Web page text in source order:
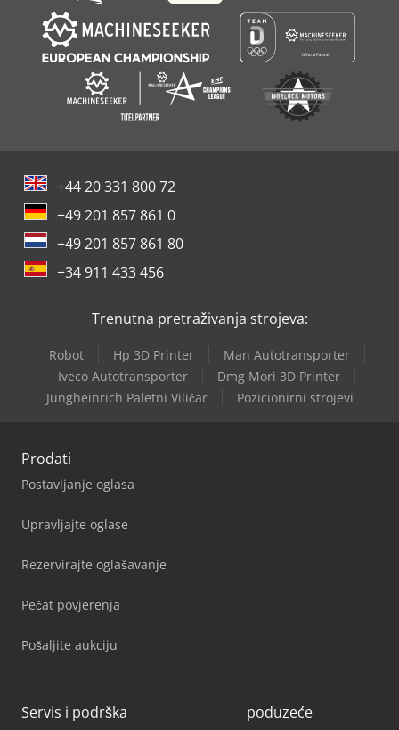
+44 20 331 800 72
+49 201 857 861 0
+49 201 857 861 80
+34 911 433 456
Trenutna pretraživanja strojeva:
Robot Hp 3D Printer
Man Autotransporter
Iveco Autotransporter
Dmg Mori 3D Printer
Jungheinrich Paletni Viličar
Pozicionirni strojevi
Prodati
Postavljanje oglasa
Upravljajte oglase
Rezervirajte oglašavanje
Pečat povjerenja
Pošaljite aukciju
Servis i podrška poduzeće